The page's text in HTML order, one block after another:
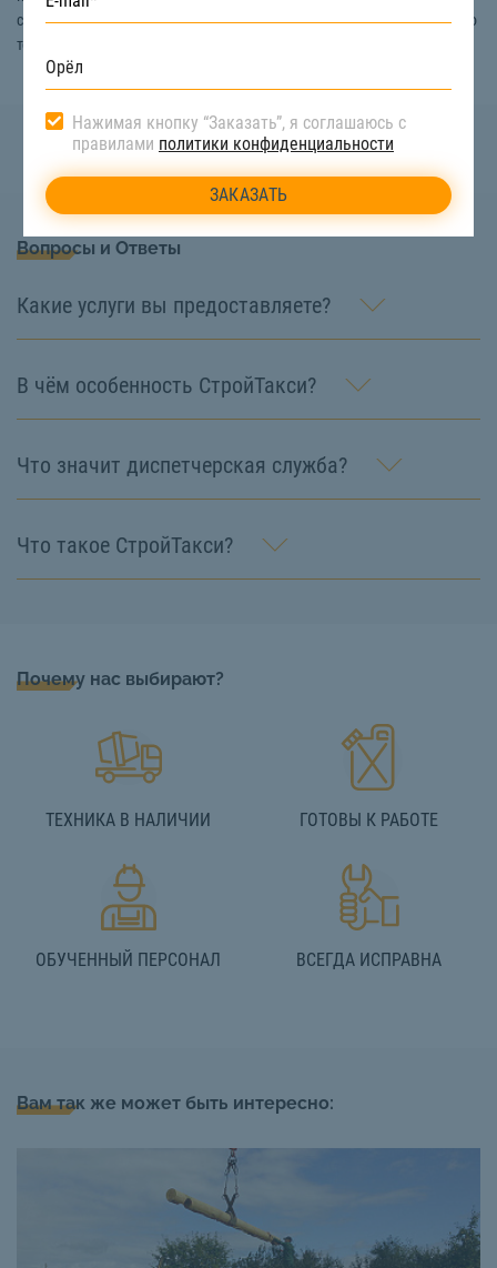
средство. Подробная информация и помощь в выборе спецтехники по
телефону:
Вопросы и Ответы
Какие услуги вы предоставляете?
В чём особенность СтройТакси?
Что значит диспетчерская служба?
Что такое СтройТакси?
Почему нас выбирают?
ТЕХНИКА В НАЛИЧИИ ГОТОВЫ К РАБОТЕ
ОБУЧЕННЫЙ ПЕРСОНАЛ ВСЕГДА ИСПРАВНА
Вам так же может быть интересно:
Нажимая кнопку “Заказать”, я соглашаюсь с
правилами политики конфиденциальности